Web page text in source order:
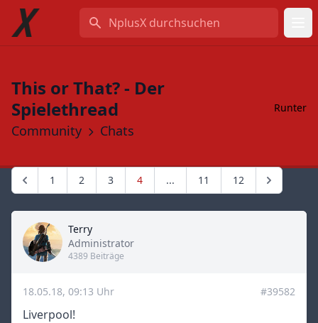
NplusX durchsuchen
This or That? - Der
Spielethread
Community Chats
Runter
1 2 3 4 ... 11 12
Terry
Title
Administrator
4389 Beiträge
18.05.18, 09:13 Uhr #39582
Liverpool!